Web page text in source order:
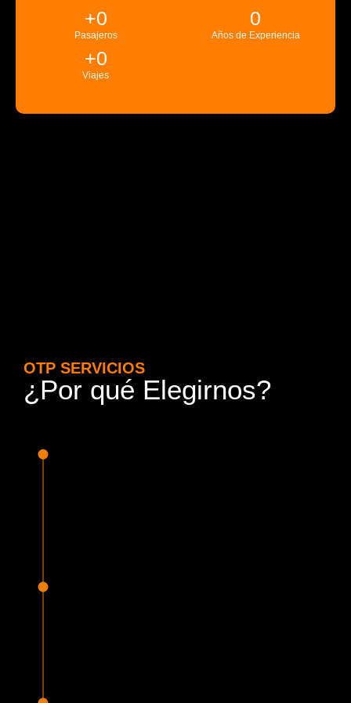
Pasajeros
+0
Años de Experiencia
0
Viajes
+0
OTP SERVICIOS
¿Por qué Elegirnos?